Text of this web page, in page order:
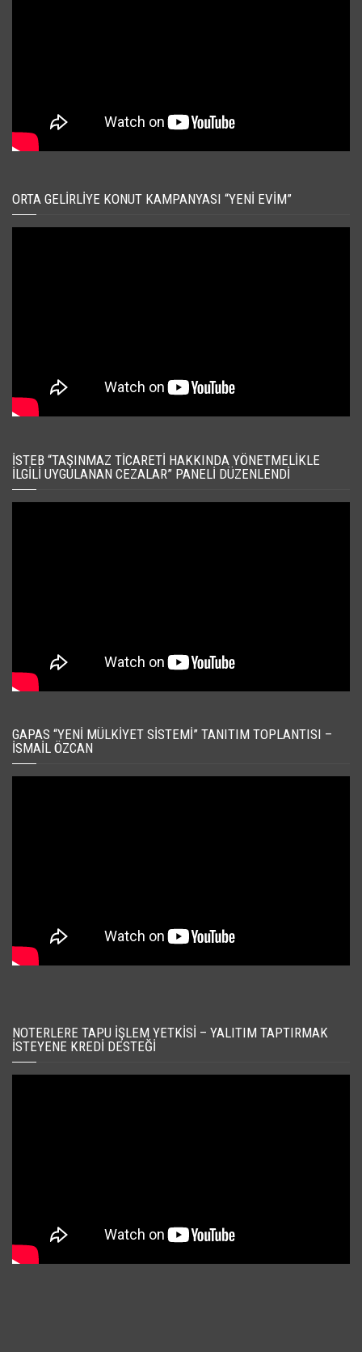
ORTA GELIRLIYE KONUT KAMPANYASI “YENI EVIM”
İSTEB “TAŞINMAZ TICARETI HAKKINDA YÖNETMELIKLE
İLGILI UYGULANAN CEZALAR” PANELI DÜZENLENDI
GAPAS “YENI MÜLKIYET SISTEMI” TANITIM TOPLANTISI –
İSMAIL ÖZCAN
NOTERLERE TAPU İŞLEM YETKISI – YALITIM TAPTIRMAK
İSTEYENE KREDI DESTEĞI